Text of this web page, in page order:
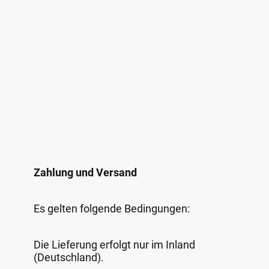
Zahlung und Versand
Es gelten folgende Bedingungen:
Die Lieferung erfolgt nur im Inland
(Deutschland).